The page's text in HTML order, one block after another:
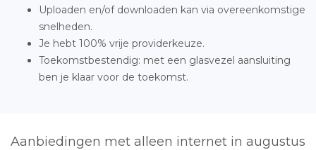
Uploaden en/of downloaden kan via overeenkomstige
snelheden.
Je hebt 100% vrije providerkeuze.
Toekomstbestendig: met een glasvezel aansluiting
ben je klaar voor de toekomst.
Aanbiedingen met alleen internet in augustus